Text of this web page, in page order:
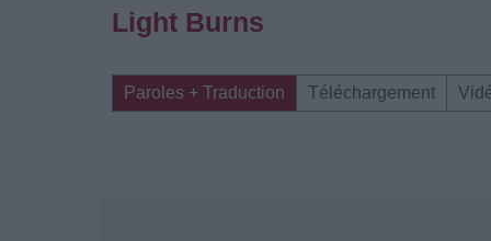
Light Burns
Paroles + Traduction Téléchargement